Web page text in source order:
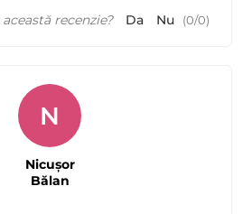
recenzie? Da Nu (0/0)
N
Nicușor
Bălan